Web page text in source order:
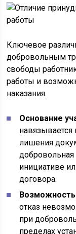
Ключевое
добровольным
свободы
работы и
наказания.
Основание
навязывается
лишения
добровольная
инициативе
договора.
Возможность
отказ
при
пределах